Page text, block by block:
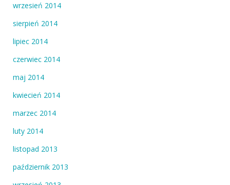
wrzesień 2014
sierpień 2014
lipiec 2014
czerwiec 2014
maj 2014
kwiecień 2014
marzec 2014
luty 2014
listopad 2013
październik 2013